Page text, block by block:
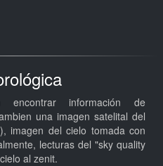
información de
una imagen satelital del
imagen del cielo tomada con
lecturas del "sky quality
al zenit.